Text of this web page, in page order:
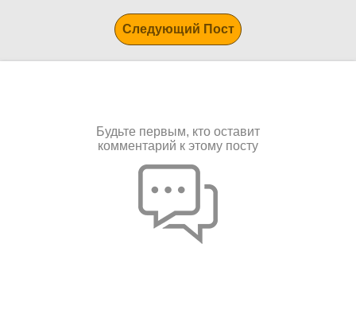
Следующий Пост
Будьте первым, кто оставит
комментарий к этому посту